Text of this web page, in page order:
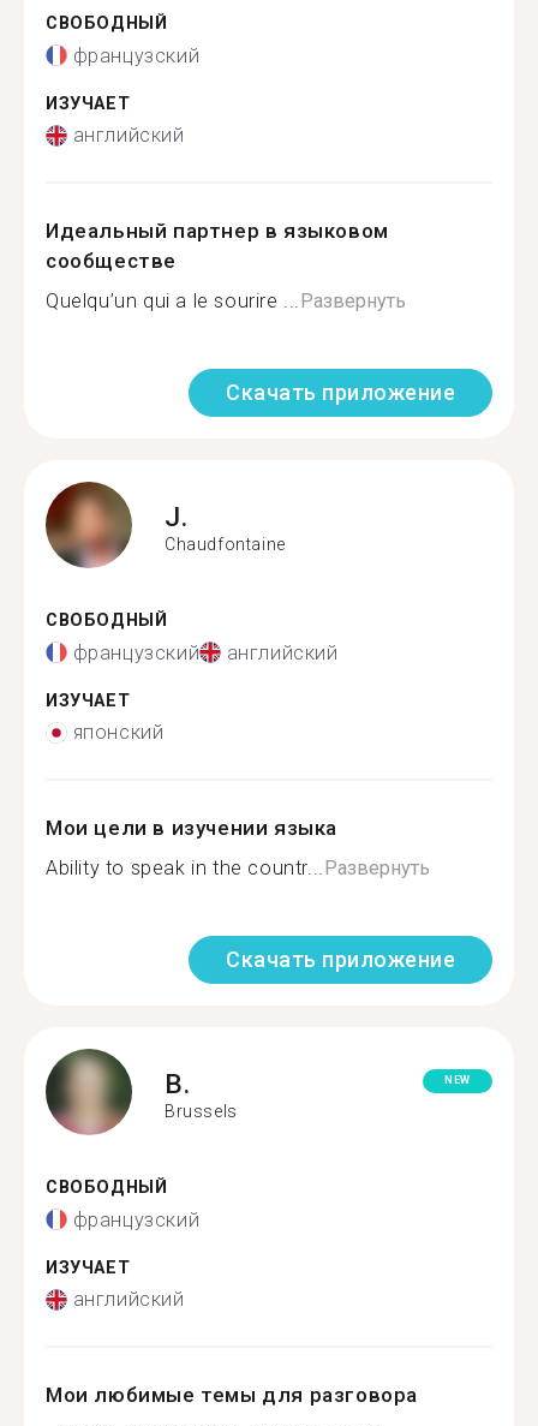
СВОБОДНЫЙ
французский
ИЗУЧАЕТ
английский
Идеальный партнер в языковом
сообществе
Quelqu’un qui a le sourire ...Развернуть
Скачать приложение
J.
Chaudfontaine
СВОБОДНЫЙ
французский английский
ИЗУЧАЕТ
японский
Мои цели в изучении языка
Ability to speak in the countr...Развернуть
Скачать приложение
B.
Brussels
NEW
СВОБОДНЫЙ
французский
ИЗУЧАЕТ
английский
Мои любимые темы для разговора